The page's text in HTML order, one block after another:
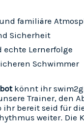
familiäre
Sicherheit
echte Lernerfolge
Schwimmer
könnt ihr
Trainer, den
bereit seid für
weiter. Die